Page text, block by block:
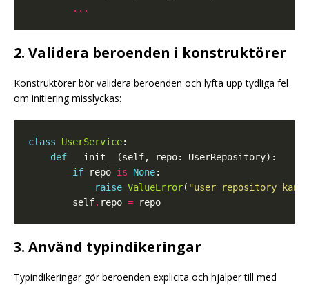
...
2. Validera beroenden i konstruktörer
Konstruktörer bör validera beroenden och lyfta upp tydliga fel
om initiering misslyckas:
class UserService
def
if repo is None
raise ValueError( "user repository kan
        self
. repo =
3. Använd typindikeringar
Typindikeringar gör beroenden explicita och hjälper till med